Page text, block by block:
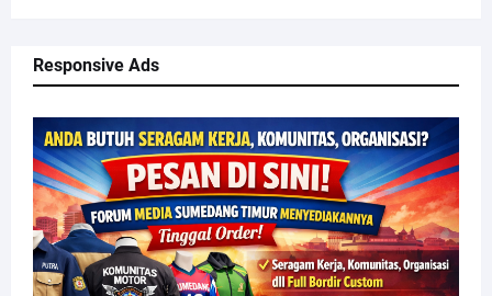
Responsive Ads